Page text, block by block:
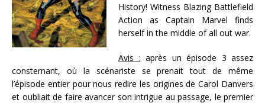
History! Witness Blazing Battlefield
Action as Captain Marvel finds
herself in the middle of all out war.
Avis : après un épisode 3 assez
consternant, où la scénariste se prenait tout de même
l’épisode entier pour nous redire les origines de Carol Danvers
et oubliait de faire avancer son intrigue au passage, le premier